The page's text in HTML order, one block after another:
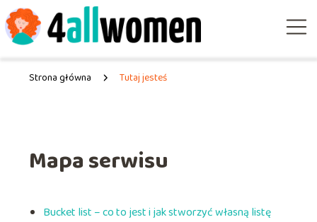
Strona główna Tutaj jesteś
Mapa serwisu
Bucket list – co to jest i jak stworzyć własną listę